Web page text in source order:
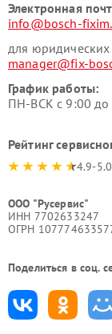
Электронная
info@bosch-
для
manager@fix-
График работы:
ПН-ВСК с 9:00 до
Рейтинг
4.9-5.0
ООО "Русервис"
ИНН 7702633247
ОГРН
Поделиться в соц.